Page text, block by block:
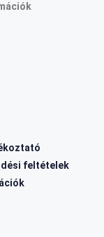
feltételek